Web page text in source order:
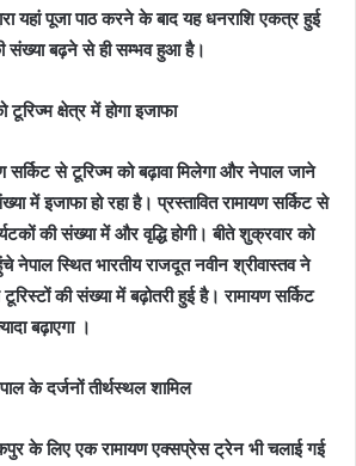
यहां पूजा पाठ करने के बाद यह धनराशि एकत्र हुई
संख्या बढ़ने से ही सम्भव हुआ है।
क्षेत्र में होगा इजाफा
सर्किट से टूरिज्म को बढ़ावा मिलेगा और नेपाल जाने
में इजाफा हो रहा है। प्रस्तावित रामायण सर्किट से
की संख्या में और वृद्धि होगी। बीते शुक्रवार को
नेपाल स्थित भारतीय राजदूत नवीन श्रीवास्तव ने
की संख्या में बढ़ोतरी हुई है। रामायण सर्किट
बढ़ाएगा ।
के दर्जनों तीर्थस्थल शामिल
के लिए एक रामायण एक्सप्रेस ट्रेन भी चलाई गई